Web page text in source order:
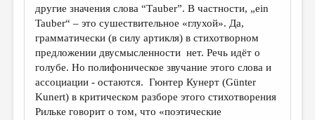
другие значения слова “Таuber”. В частности, „ein
Tauber“ – это сушествительное «глухой». Да,
грамматически (в силу артикля) в стихотворном
предложении двусмысленности нет. Речь идёт о
голубе. Но полифоническое звучание этого слова и
ассоциации - остаются. Гюнтер Кунерт (Günter
Kunert) в критическом разборе этого стихотворения
Рильке говорит о том, что «поэтические